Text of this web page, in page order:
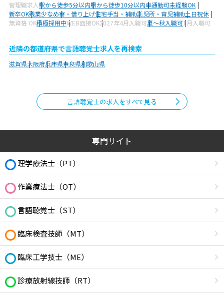
管理職求人駅から徒歩5分以内駅から徒歩10分以内車通勤可未経験OK
新卒OK残業少なめ寮・借り上げ住宅手当・補助託児所・育児補助土日祝休
無資格 OK積極採用中WEB面接OK2027年4月入職可夏～秋入職可1月入職可
近隣の都道府県で言語聴覚士求人を再検索
滋賀県大阪府兵庫県奈良県和歌山県
言語聴覚士の求人をすべて見る
専門サイト
理学療法士（PT）
作業療法士（OT）
言語聴覚士（ST）
臨床検査技師（MT）
臨床工学技士（ME）
診療放射線技師（RT）